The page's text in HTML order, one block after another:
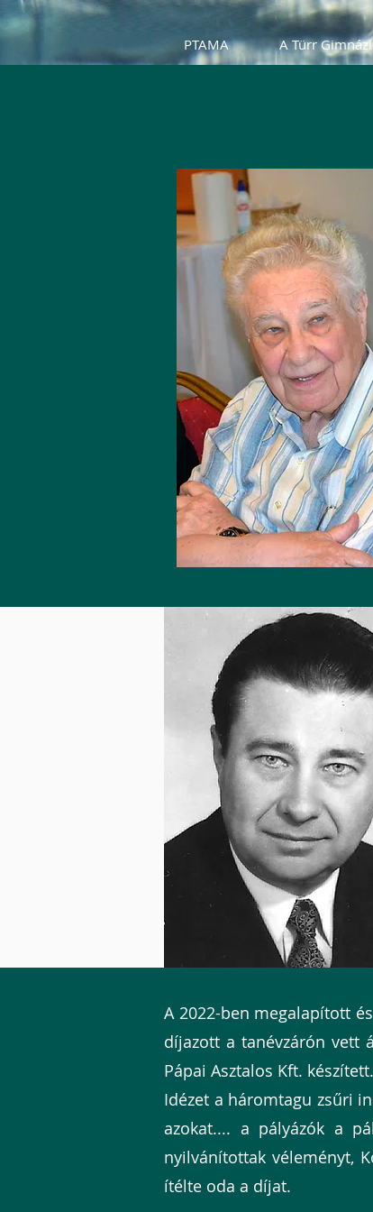
PTAMA A Türr
A 2022-ben megalapított
díjazott a tanévzárón vett
Pápai Asztalos Kft.
Idézet a háromtagu zsűri
azokat.... a pályázók a
nyilvánítottak véleményt,
ítélte oda a díjat.